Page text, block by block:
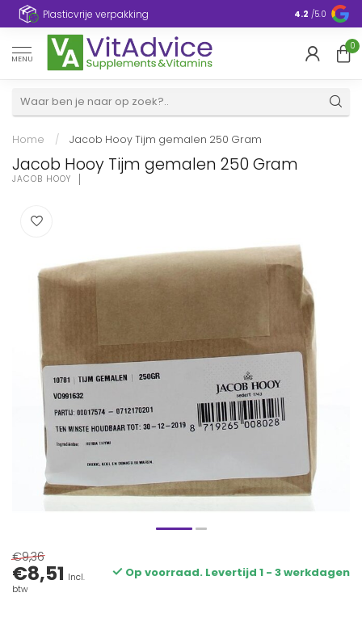
Plasticvrije verpakking 4.2 /5.0
MENU
0
Home / Jacob Hooy Tijm gemalen 250 Gram
Jacob Hooy Tijm gemalen 250 Gram
JACOB HOOY
€9,36
€8,51 Incl.
btw
Op voorraad. Levertijd 1 - 3 werkdagen